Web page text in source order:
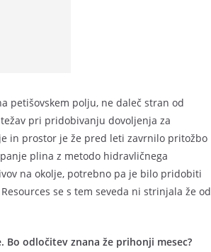
petišovskem polju, ne daleč stran od
pri pridobivanju dovoljenja za
in prostor je že pred leti zavrnilo pritožbo
plina z metodo hidravličnega
na okolje, potrebno pa je bilo pridobiti
se s tem seveda ni strinjala že od
odločitev znana že prihonji mesec?